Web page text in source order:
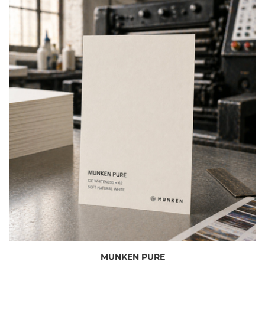
MUNKEN PURE